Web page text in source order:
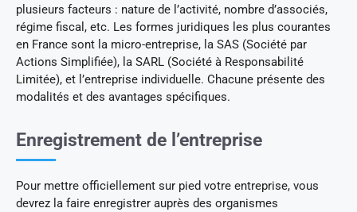
plusieurs facteurs : nature de l’activité, nombre d’associés,
régime fiscal, etc. Les formes juridiques les plus courantes
en France sont la micro-entreprise, la SAS (Société par
Actions Simplifiée), la SARL (Société à Responsabilité
Limitée), et l’entreprise individuelle. Chacune présente des
modalités et des avantages spécifiques.
Enregistrement de l’entreprise
Pour mettre officiellement sur pied votre entreprise, vous
devrez la faire enregistrer auprès des organismes